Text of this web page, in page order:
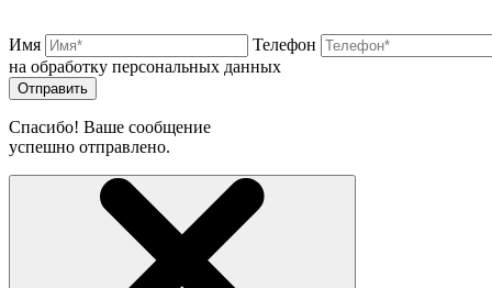
Имя Телефон
на обработку персональных данных
Отправить
Спасибо! Ваше сообщение
успешно отправлено.